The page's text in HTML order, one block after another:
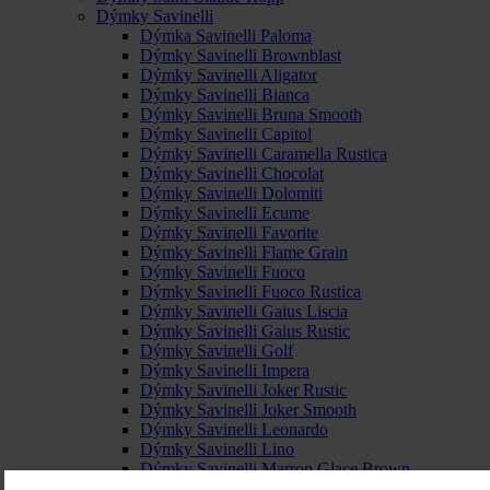
Dýmky Savinelli
Dýmka Savinelli Paloma
Dýmky Savinelli Brownblast
Dýmky Savinelli Aligator
Dýmky Savinelli Bianca
Dýmky Savinelli Bruna Smooth
Dýmky Savinelli Capitol
Dýmky Savinelli Caramella Rustica
Dýmky Savinelli Chocolat
Dýmky Savinelli Dolomiti
Dýmky Savinelli Ecume
Dýmky Savinelli Favorite
Dýmky Savinelli Flame Grain
Dýmky Savinelli Fuoco
Dýmky Savinelli Fuoco Rustica
Dýmky Savinelli Gaius Liscia
Dýmky Savinelli Gaius Rustic
Dýmky Savinelli Golf
Dýmky Savinelli Impera
Dýmky Savinelli Joker Rustic
Dýmky Savinelli Joker Smooth
Dýmky Savinelli Leonardo
Dýmky Savinelli Lino
Dýmky Savinelli Marron Glace Brown